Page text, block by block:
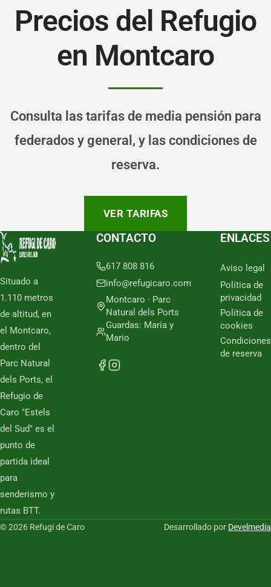
Precios del Refugio
en Montcaro
Consulta las tarifas de media pensión para
federados y general, y las condiciones de
reserva.
VER TARIFAS
Situado a
1.110 metros
de altitud, en
el Montcaro,
dentro del
Parc Natural
dels Ports, el
Refugio de
Caro "Estels
del Sud" es el
punto de
partida ideal
para
senderismo y
rutas BTT.
CONTACTO
617 808 816
info@refugicaro.com
Montcaro · Parc
Natural dels Ports
Guardas: María y
Mario
ENLACES
Aviso legal
Política de
privacidad
Política de
cookies
Condiciones
de reserva
© 2026 Refugi de Caro Desarrollado por Develmedia